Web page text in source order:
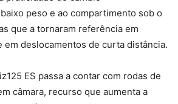
peso e ao compartimento sob o
que a tornaram referência em
em deslocamentos de curta distância.
ES passa a contar com rodas de
câmara, recurso que aumenta a